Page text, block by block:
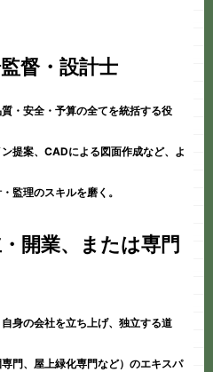
督・設計士
・安全・予算の全てを統括する役
提案、CADによる図面作成など、よ
監理のスキルを磨く。
開業、または専門
身の会社を立ち上げ、独立する道
門、屋上緑化専門など）のエキスパ